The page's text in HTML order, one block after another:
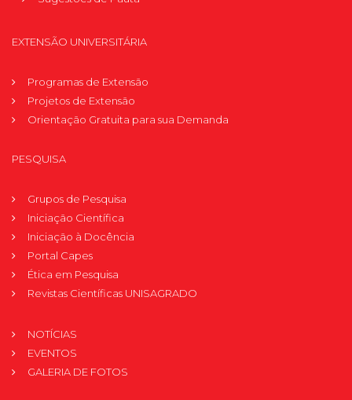
EXTENSÃO UNIVERSITÁRIA
Programas de Extensão
Projetos de Extensão
Orientação Gratuita para sua Demanda
PESQUISA
Grupos de Pesquisa
Iniciação Científica
Iniciação à Docência
Portal Capes
Ética em Pesquisa
Revistas Científicas UNISAGRADO
NOTÍCIAS
EVENTOS
GALERIA DE FOTOS